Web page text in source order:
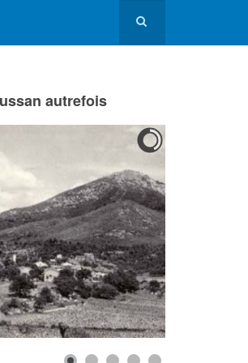
autrefois